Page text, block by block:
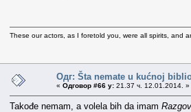
These our actors, as I foretold you, were all spirits, and
Одг: Šta nemate u kućnoj
« Одговор #66 у: 21.37 ч. 12.01.2014. »
Takođe nemam, a volela bih da imam